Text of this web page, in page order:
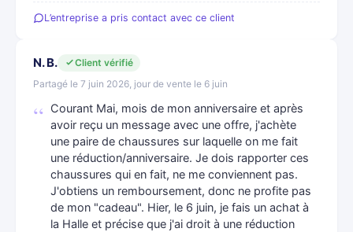
L’entreprise a pris contact avec ce client
N. B.
Client vérifié
Partagé le 7 juin 2026, jour de vente le 6 juin
Courant Mai, mois de mon anniversaire et après
avoir reçu un message avec une offre, j'achète
une paire de chaussures sur laquelle on me fait
une réduction/anniversaire. Je dois rapporter ces
chaussures qui en fait, ne me conviennent pas.
J'obtiens un remboursement, donc ne profite pas
de mon "cadeau". Hier, le 6 juin, je fais un achat à
la Halle et précise que j'ai droit à une réduction